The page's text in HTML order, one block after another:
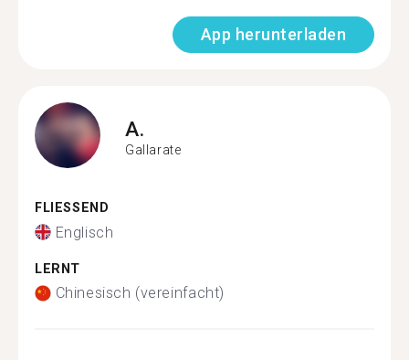
App herunterladen
A.
Gallarate
FLIESSEND
Englisch
LERNT
Chinesisch (vereinfacht)